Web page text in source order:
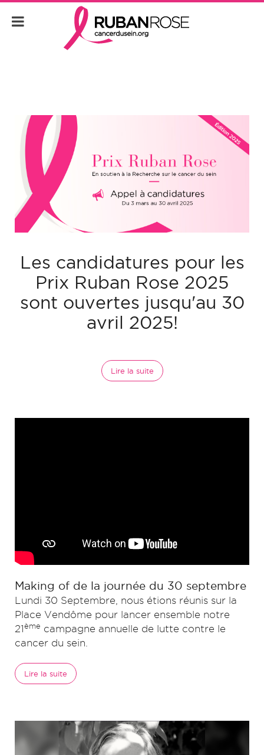
Les candidatures pour les
Prix Ruban Rose 2025
sont ouvertes jusqu'au 30
avril 2025!
Lire la suite
Making of de la journée du 30 septembre
Lundi 30 Septembre, nous étions réunis sur la
Place Vendôme pour lancer ensemble notre
21ème campagne annuelle de lutte contre le
cancer du sein.
Lire la suite